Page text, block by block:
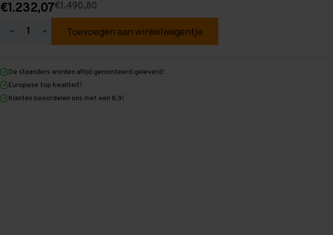
€1.232,07€1.490,80
Hoeveelheid
2.500
mm
x
7.900
mm
Hoeveelheid
verhogen
2.500
mm
x
7.900
mm
De staanders worden altijd gemonteerd geleverd!
Europese top kwaliteit!
Klanten beoordelen ons met een 8,9!